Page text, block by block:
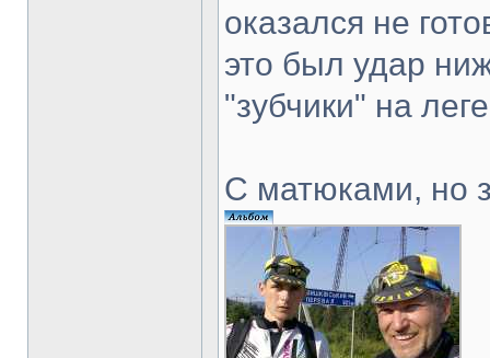
оказался не
это был удар
"зубчики" на
С матюками, но